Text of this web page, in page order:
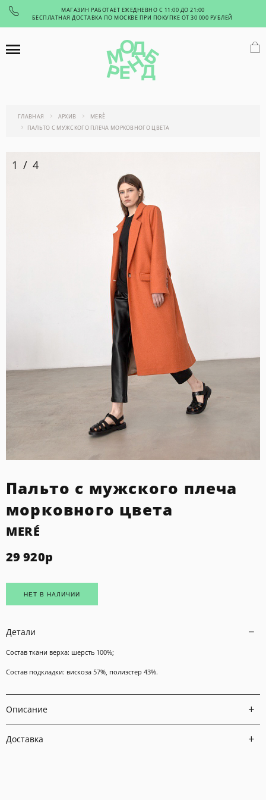
МАГАЗИН РАБОТАЕТ ЕЖЕДНЕВНО С 11:00 ДО 21:00
БЕСПЛАТНАЯ ДОСТАВКА ПО МОСКВЕ ПРИ ПОКУПКЕ ОТ 30 000 РУБЛЕЙ
ГЛАВНАЯ АРХИВ
MERÈ
ПАЛЬТО С МУЖСКОГО ПЛЕЧА МОРКОВНОГО ЦВЕТА
1 / 4
Пальто с мужского плеча
морковного цвета
MERÉ
29 920р
НЕТ В НАЛИЧИИ
Детали
Состав ткани верха: шерсть 100%;
Состав подкладки: вискоза 57%, полиэстер 43%.
Описание
Доставка